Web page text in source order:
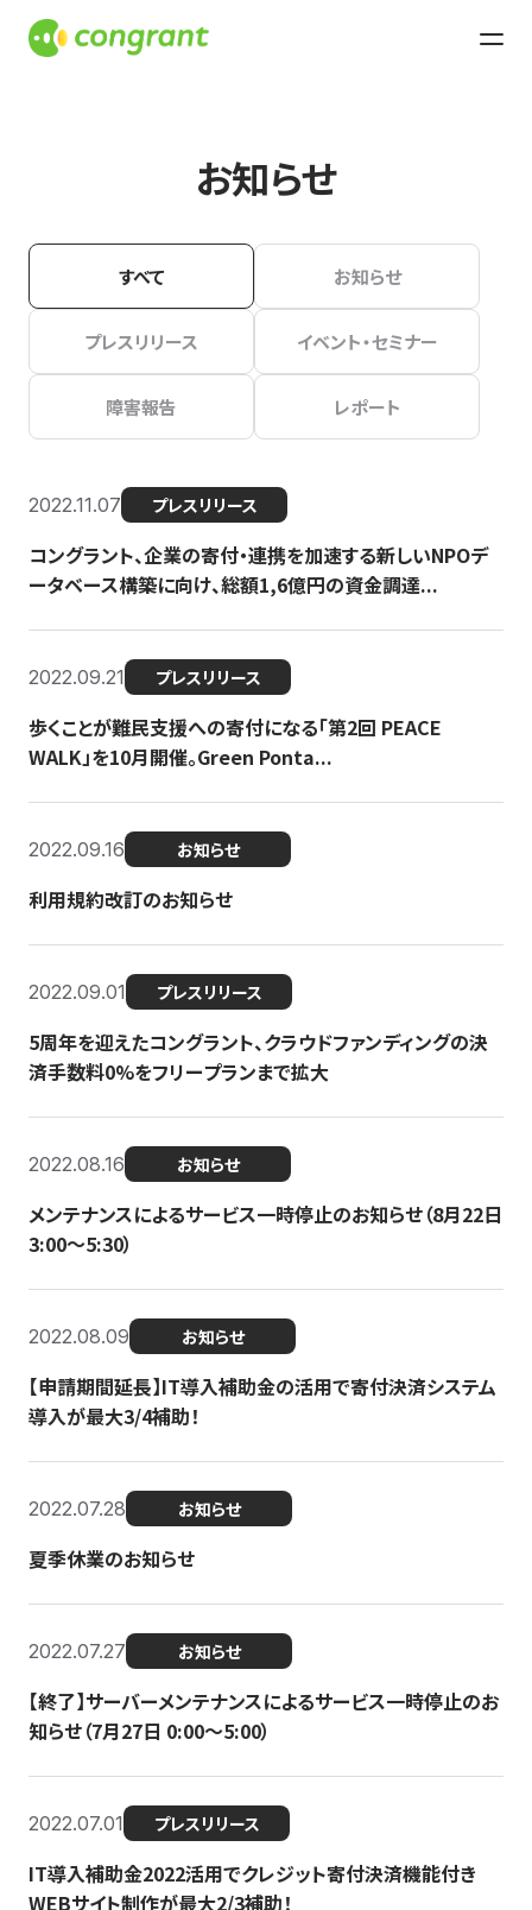
お知らせ
すべて お知らせ
プレスリリース イベント・セミナー
障害報告 レポート
2022.11.07 プレスリリース
コングラント、企業の寄付・連携を加速する新しいNPOデ
ータベース構築に向け、総額1,6億円の資金調達...
2022.09.21 プレスリリース
歩くことが難民支援への寄付になる「第2回 PEACE
WALK」を10月開催。Green Ponta...
2022.09.16 お知らせ
利用規約改訂のお知らせ
2022.09.01 プレスリリース
5周年を迎えたコングラント、クラウドファンディングの決
済手数料0%をフリープランまで拡大
2022.08.16 お知らせ
メンテナンスによるサービス一時停止のお知らせ（8月22日
3:00〜5:30）
2022.08.09 お知らせ
【申請期間延長】IT導入補助金の活用で寄付決済システム
導入が最大3/4補助！
2022.07.28 お知らせ
夏季休業のお知らせ
2022.07.27 お知らせ
【終了】サーバーメンテナンスによるサービス一時停止のお
知らせ（7月27日 0:00〜5:00）
2022.07.01 プレスリリース
IT導入補助金2022活用でクレジット寄付決済機能付き
WEBサイト制作が最大2/3補助！